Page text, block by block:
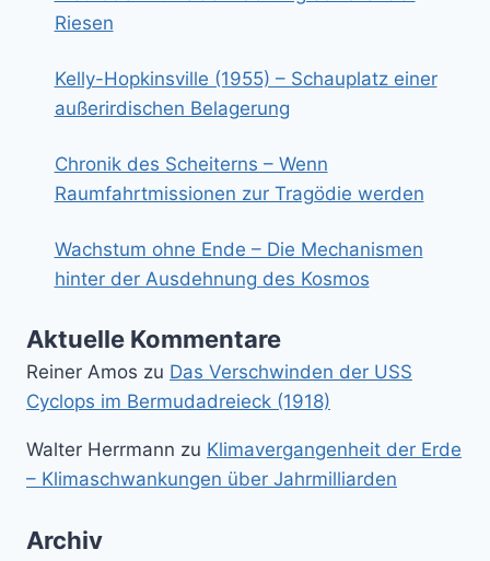
Riesen
Kelly-Hopkinsville (1955) – Schauplatz einer
außerirdischen Belagerung
Chronik des Scheiterns – Wenn
Raumfahrtmissionen zur Tragödie werden
Wachstum ohne Ende – Die Mechanismen
hinter der Ausdehnung des Kosmos
Aktuelle Kommentare
Reiner Amos zu Das Verschwinden der USS
Cyclops im Bermudadreieck (1918)
Walter Herrmann zu Klimavergangenheit der Erde
– Klimaschwankungen über Jahrmilliarden
Archiv